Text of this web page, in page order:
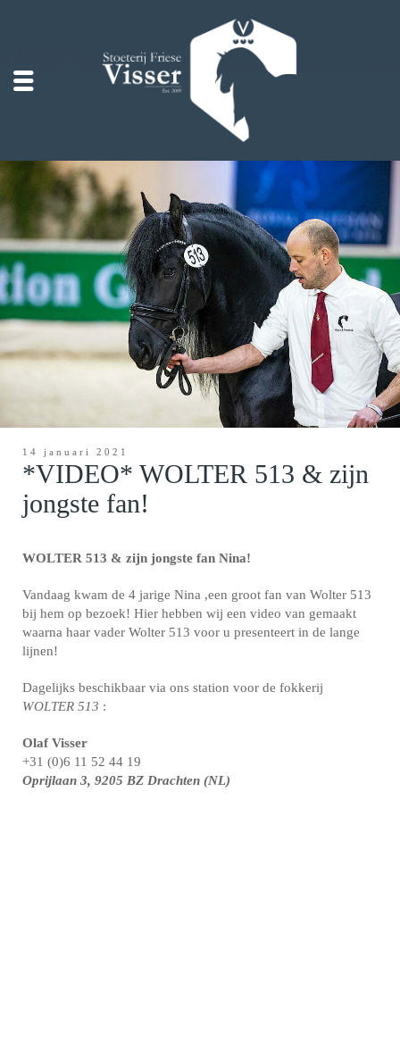
14 januari 2021
*VIDEO* WOLTER 513 & zijn
jongste fan!
WOLTER 513 & zijn jongste fan Nina!
Vandaag kwam de 4 jarige Nina ,een groot fan van Wolter 513
bij hem op bezoek! Hier hebben wij een video van gemaakt
waarna haar vader Wolter 513 voor u presenteert in de lange
lijnen!
Dagelijks beschikbaar via ons station voor de fokkerij
WOLTER 513 :
Olaf Visser
+31 (0)6 11 52 44 19
Oprijlaan 3, 9205 BZ Drachten (NL)